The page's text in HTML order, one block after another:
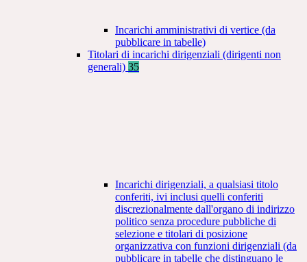
Incarichi amministrativi di vertice (da
pubblicare in tabelle)
Titolari di incarichi dirigenziali (dirigenti non
generali) 35
Incarichi dirigenziali, a qualsiasi titolo
conferiti, ivi inclusi quelli conferiti
discrezionalmente dall'organo di indirizzo
politico senza procedure pubbliche di
selezione e titolari di posizione
organizzativa con funzioni dirigenziali (da
pubblicare in tabelle che distinguano le